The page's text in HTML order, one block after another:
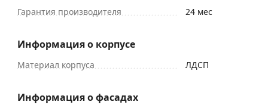
Гарантия производителя
24 мес
Информация о корпусе
Материал корпуса ЛДСП
Информация о фасадах